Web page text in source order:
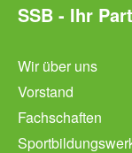
SSB - Ihr
Wir über uns
Vorstand
Fachschaften